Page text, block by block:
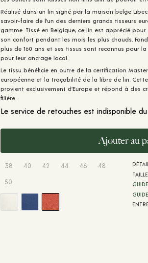
Réalisé dans un lin signé par la maison belge
savoir-faire de l’un des derniers grands tisseurs
gamme. Tissé en Belgique, ce lin est apprécié
son confort pendant les mois les plus chauds.
plus de 160 ans et ses tissus sont reconnus pour
pour leur ancrage local.
Le tissu bénéficie en outre de la certification
européenne et la traçabilité de la fibre de lin.
provient exclusivement d’Europe et répond à des
filière.
Le service de retouches est indisponible
Ajouter au
38 40 42 44 46 48
50